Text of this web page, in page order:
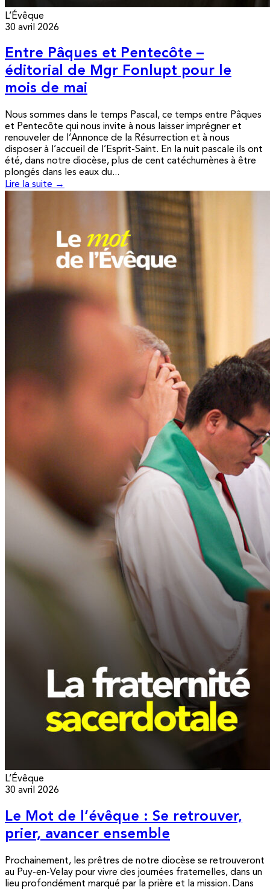
L’Évêque
30 avril 2026
Entre Pâques et Pentecôte –
éditorial de Mgr Fonlupt pour le
mois de mai
Nous sommes dans le temps Pascal, ce temps entre Pâques
et Pentecôte qui nous invite à nous laisser imprégner et
renouveler de l’Annonce de la Résurrection et à nous
disposer à l’accueil de l’Esprit-Saint. En la nuit pascale ils ont
été, dans notre diocèse, plus de cent catéchumènes à être
plongés dans les eaux du...
Lire la suite →
L’Évêque
30 avril 2026
Le Mot de l’évêque : Se retrouver,
prier, avancer ensemble
Prochainement, les prêtres de notre diocèse se retrouveront
au Puy-en-Velay pour vivre des journées fraternelles, dans un
lieu profondément marqué par la prière et la mission. Dans